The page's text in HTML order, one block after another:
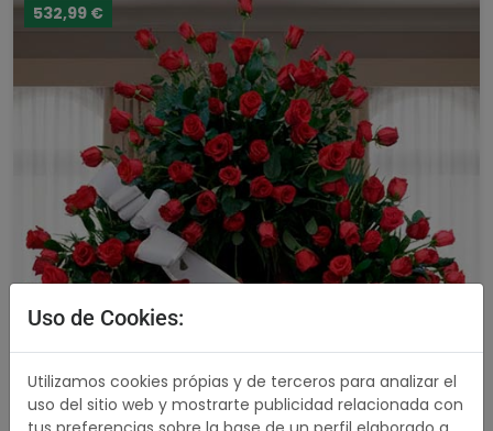
532,99 €
Uso de Cookies:
Utilizamos cookies própias y de terceros para analizar el
uso del sitio web y mostrarte publicidad relacionada con